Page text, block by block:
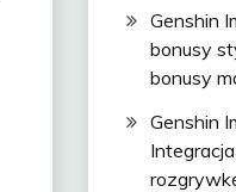
Genshin
bonusy
bonusy
Genshin